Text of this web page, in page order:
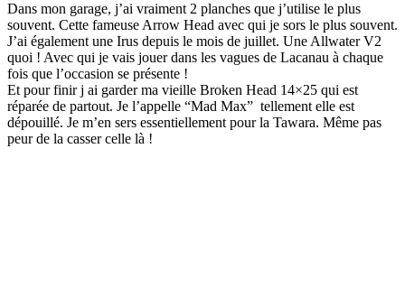
Dans mon garage, j’ai vraiment 2 planches que j’utilise le plus
souvent. Cette fameuse Arrow Head avec qui je sors le plus souvent.
J’ai également une Irus depuis le mois de juillet. Une Allwater V2
quoi ! Avec qui je vais jouer dans les vagues de Lacanau à chaque
fois que l’occasion se présente !
Et pour finir j ai garder ma vieille Broken Head 14×25 qui est
réparée de partout. Je l’appelle “Mad Max” tellement elle est
dépouillé. Je m’en sers essentiellement pour la Tawara. Même pas
peur de la casser celle là !